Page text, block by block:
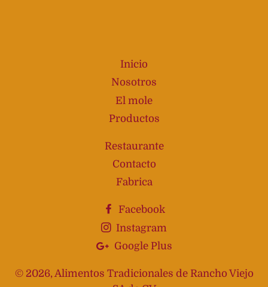
Inicio
Nosotros
El mole
Productos
Restaurante
Contacto
Fabrica
Facebook
Instagram
Google Plus
© 2026, Alimentos Tradicionales de Rancho Viejo